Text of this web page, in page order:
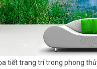
tiết trang trí trong phong